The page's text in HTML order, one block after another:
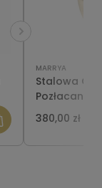
MARRYA
Stalowa
Pozłacana
damska
380,00 zł